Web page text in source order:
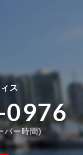
ス
0976
バー時間)